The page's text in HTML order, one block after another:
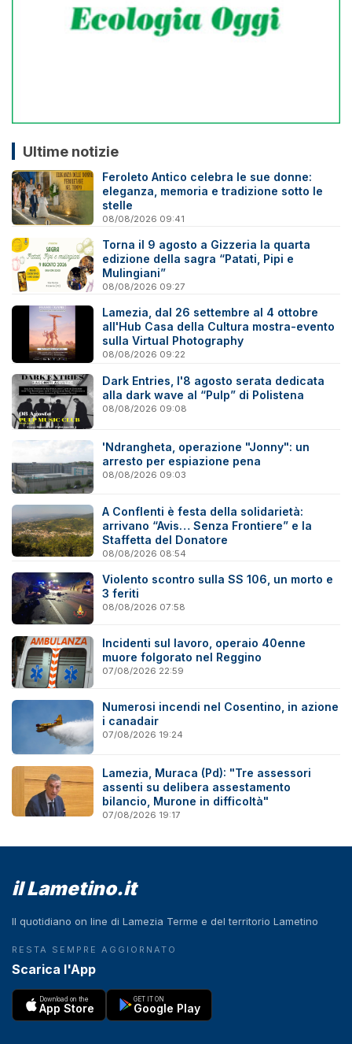
Ultime notizie
Feroleto Antico celebra le sue donne:
eleganza, memoria e tradizione sotto le
stelle
08/08/2026 09:41
Torna il 9 agosto a Gizzeria la quarta
edizione della sagra “Patati, Pipi e
Mulingiani”
08/08/2026 09:27
Lamezia, dal 26 settembre al 4 ottobre
all'Hub Casa della Cultura mostra-evento
sulla Virtual Photography
08/08/2026 09:22
Dark Entries, l'8 agosto serata dedicata
alla dark wave al “Pulp” di Polistena
08/08/2026 09:08
'Ndrangheta, operazione "Jonny": un
arresto per espiazione pena
08/08/2026 09:03
A Conflenti è festa della solidarietà:
arrivano “Avis… Senza Frontiere” e la
Staffetta del Donatore
08/08/2026 08:54
Violento scontro sulla SS 106, un morto e
3 feriti
08/08/2026 07:58
Incidenti sul lavoro, operaio 40enne
muore folgorato nel Reggino
07/08/2026 22:59
Numerosi incendi nel Cosentino, in azione
i canadair
07/08/2026 19:24
Lamezia, Muraca (Pd): "Tre assessori
assenti su delibera assestamento
bilancio, Murone in difficoltà"
07/08/2026 19:17
il Lametino.it
Il quotidiano on line di Lamezia Terme e del territorio Lametino
RESTA SEMPRE AGGIORNATO
Scarica l'App
Download on the
App Store
GET IT ON
Google Play